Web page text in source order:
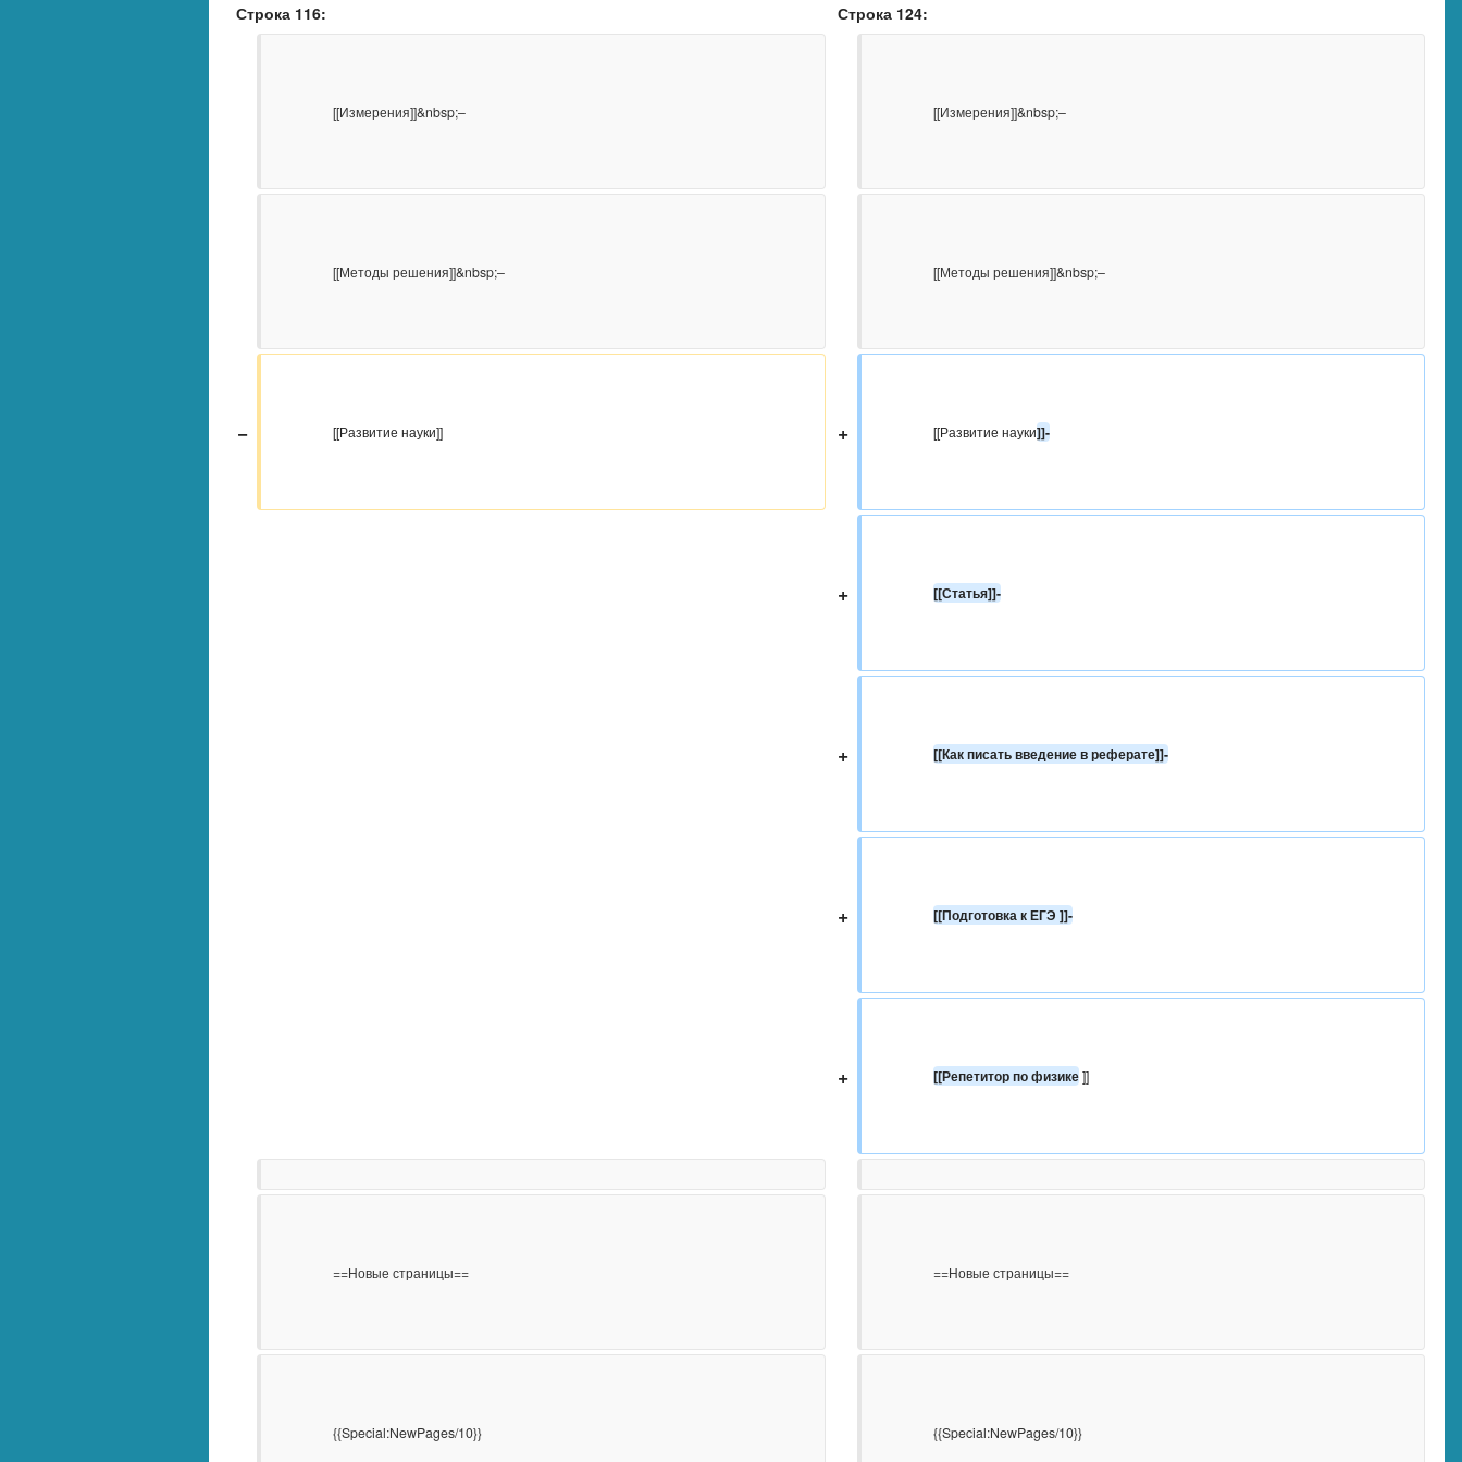
Строка 116: Строка 124:
                    [[Измерения]]&nbsp;–
                    [[Измерения]]&nbsp;–
                    [[Методы решения]]&nbsp;–
                    [[Методы решения]]&nbsp;–
−
                    [[Развитие науки]]
+
                    [[Развитие науки
]]-
+ [[Статья]]-
+ [[Как писать введение в реферате]]-
+ [[Подготовка к ЕГЭ ]]-
+ [[Репетитор по физике ]]
                    ==Новые страницы==
                    ==Новые страницы==
                    {{Special:NewPages/10}}
                    {{Special:NewPages/10}}